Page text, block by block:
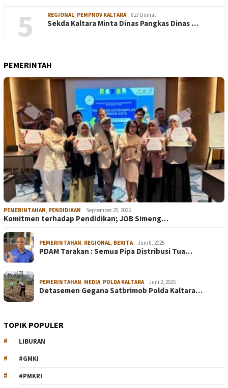
5
REGIONAL PEMPROV KALTARA 827 Dilihat
Sekda Kaltara Minta Dinas Pangkas Dinas …
PEMERINTAH
PEMERINTAHAN PENDIDIKAN September 25, 2025
Komitmen terhadap Pendidikan; JOB Simeng…
PEMERINTAHAN REGIONAL BERITA Juni 8, 2025
PDAM Tarakan : Semua Pipa Distribusi Tua…
PEMERINTAHAN MEDIA POLDA KALTARA Juni 2, 2025
Detasemen Gegana Satbrimob Polda Kaltara…
TOPIK POPULER
LIBURAN
#GMKI
#PMKRI